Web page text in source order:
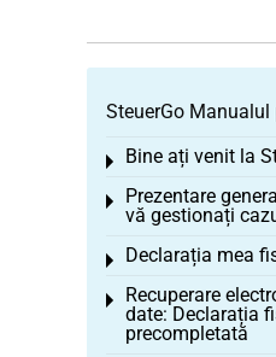
SteuerGo
Bine ați venit la
Toggle menu
Prezentare
vă gestionați
Toggle menu
Declarația mea
Toggle menu
Recuperare
date: Declarația
precompletată
Toggle menu